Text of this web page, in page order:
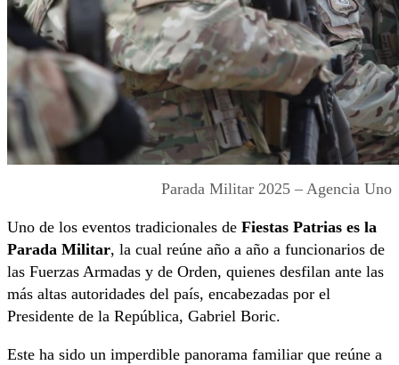
Parada Militar 2025 – Agencia Uno
Uno de los eventos tradicionales de Fiestas Patrias es la
Parada Militar, la cual reúne año a año a funcionarios de
las Fuerzas Armadas y de Orden, quienes desfilan ante las
más altas autoridades del país, encabezadas por el
Presidente de la República, Gabriel Boric.
Este ha sido un imperdible panorama familiar que reúne a